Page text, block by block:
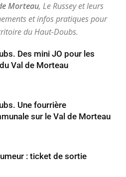
Morteau, Le Russey et leurs
et infos pratiques pour
du Haut-Doubs.
Des mini JO pour les
Val de Morteau
Une fourrière
sur le Val de Morteau
: ticket de sortie